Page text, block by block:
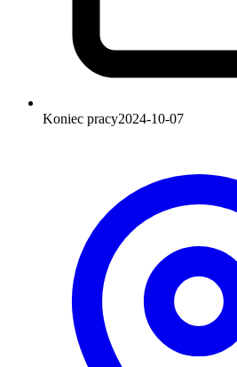
Koniec pracy2024-10-07